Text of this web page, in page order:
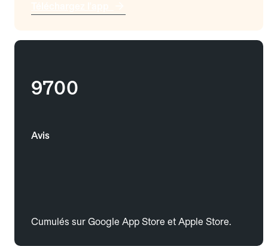
9700
Avis
Cumulés sur Google App Store et Apple Store.